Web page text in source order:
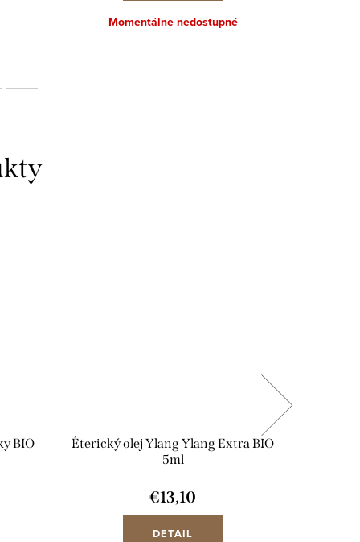
Momentálne nedostupné
BIO
Éterický olej Ylang Ylang Extra BIO
5ml
€13,10
DETAIL